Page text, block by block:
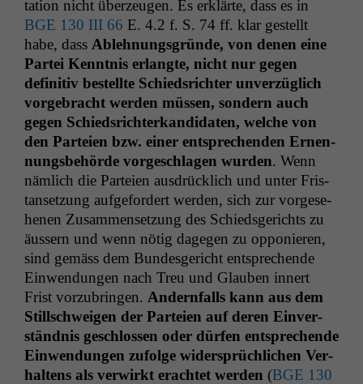
ta­tion nicht überzeu­gen. Es erk­lärte, dass es in
BGE 130 III 66 E. 4.2 f. S. 74 ff. klar gestellt
habe, dass Ablehnungs­gründe, von denen eine
Partei Ken­nt­nis erlangte, nicht nur gegen
defin­i­tiv bestellte Schied­srichter unverzüglich
vorge­bracht wer­den müssen, son­dern auch
gegen Schied­srichterkan­di­dat­en, welche von
den Parteien bzw. ein­er entsprechen­den Ernen­
nungs­be­hörde vorgeschla­gen wur­den. Wenn
näm­lich die Parteien aus­drück­lich und unter Fris­
tanset­zung aufge­fordert wer­den, sich zur vorge­se­
henen Zusam­menset­zung des Schieds­gerichts zu
äussern und wenn nötig dage­gen zu opponieren,
sind gemäss dem Bun­des­gericht entsprechende
Ein­wen­dun­gen nach Treu und Glauben innert
Frist vorzubrin­gen. Andern­falls kann aus dem
Stillschweigen der Parteien auf deren Ein­ver­
ständ­nis geschlossen oder dür­fen entsprechende
Ein­wen­dun­gen zufolge wider­sprüch­lichen Ver­
hal­tens als ver­wirkt erachtet wer­den (BGE 130